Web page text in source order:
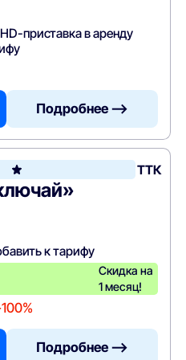
приставка в аренду
Подробнее —>
ТТК
к тарифу
Скидка на
1 месяц!
Подробнее —>